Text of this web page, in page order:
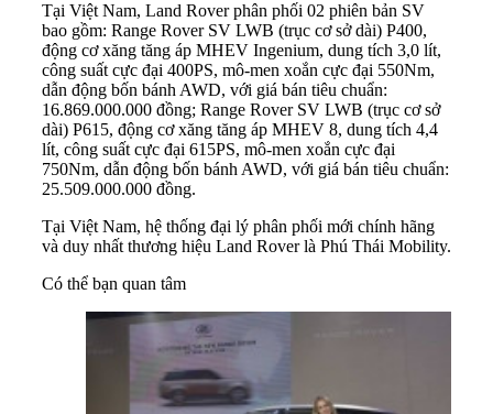
Tại Việt Nam, Land Rover phân phối 02 phiên bản SV
bao gồm: Range Rover SV LWB (trục cơ sở dài) P400,
động cơ xăng tăng áp MHEV Ingenium, dung tích 3,0 lít,
công suất cực đại 400PS, mô-men xoắn cực đại 550Nm,
dẫn động bốn bánh AWD, với giá bán tiêu chuẩn:
16.869.000.000 đồng; Range Rover SV LWB (trục cơ sở
dài) P615, động cơ xăng tăng áp MHEV 8, dung tích 4,4
lít, công suất cực đại 615PS, mô-men xoắn cực đại
750Nm, dẫn động bốn bánh AWD, với giá bán tiêu chuẩn:
25.509.000.000 đồng.
Tại Việt Nam, hệ thống đại lý phân phối mới chính hãng
và duy nhất thương hiệu Land Rover là Phú Thái Mobility.
Có thể bạn quan tâm